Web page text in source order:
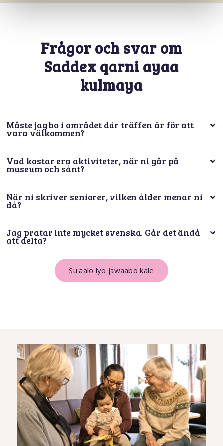
Frågor och svar om
Saddex qarni ayaa
kulmaya
Måste jag bo i området där träffen är för att
vara välkommen?
Vad kostar era aktiviteter, när ni går på
museum och sånt?
När ni skriver seniorer, vilken ålder menar ni
då?
Jag pratar inte mycket svenska. Går det ändå
att delta?
Su'aalo iyo jawaabo kale